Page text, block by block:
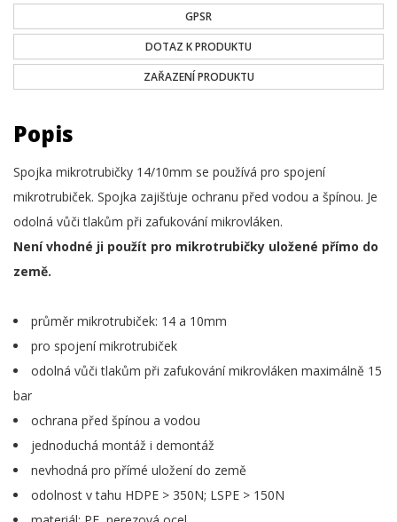
GPSR
DOTAZ K PRODUKTU
ZAŘAZENÍ PRODUKTU
Popis
Spojka mikrotrubičky 14/10mm se používá pro spojení
mikrotrubiček. Spojka zajišťuje ochranu před vodou a špínou. Je
odolná vůči tlakům při zafukování mikrovláken.
Není vhodné ji použít pro mikrotrubičky uložené přímo do
země.
průměr mikrotrubiček: 14 a 10mm
pro spojení mikrotrubiček
odolná vůči tlakům při zafukování mikrovláken maximálně 15
bar
ochrana před špínou a vodou
jednoduchá montáž i demontáž
nevhodná pro přímé uložení do země
odolnost v tahu HDPE > 350N; LSPE > 150N